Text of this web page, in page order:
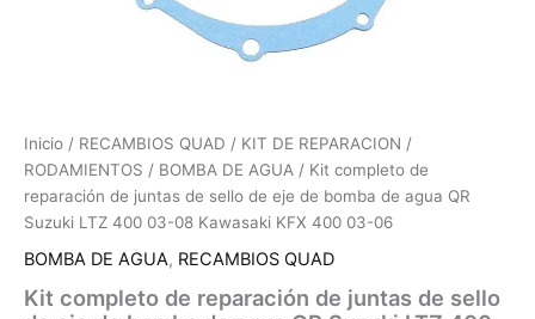
Inicio / RECAMBIOS QUAD / KIT DE REPARACION /
RODAMIENTOS / BOMBA DE AGUA / Kit completo de
reparación de juntas de sello de eje de bomba de agua QR
Suzuki LTZ 400 03-08 Kawasaki KFX 400 03-06
BOMBA DE AGUA, RECAMBIOS QUAD
Kit completo de reparación de juntas de sello